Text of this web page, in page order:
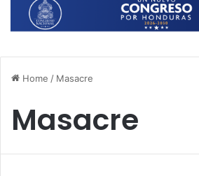
Home / Masacre
Masacre